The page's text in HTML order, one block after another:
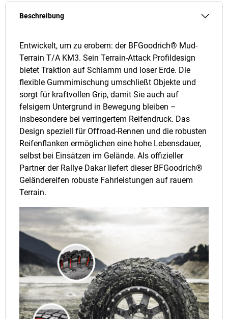
Beschreibung
Entwickelt, um zu erobern: der BFGoodrich® Mud-
Terrain T/A KM3. Sein Terrain-Attack Profildesign
bietet Traktion auf Schlamm und loser Erde. Die
flexible Gummimischung umschließt Objekte und
sorgt für kraftvollen Grip, damit Sie auch auf
felsigem Untergrund in Bewegung bleiben –
insbesondere bei verringertem Reifendruck. Das
Design speziell für Offroad-Rennen und die robusten
Reifenflanken ermöglichen eine hohe Lebensdauer,
selbst bei Einsätzen im Gelände. Als offizieller
Partner der Rallye Dakar liefert dieser BFGoodrich®
Geländereifen robuste Fahrleistungen auf rauem
Terrain.